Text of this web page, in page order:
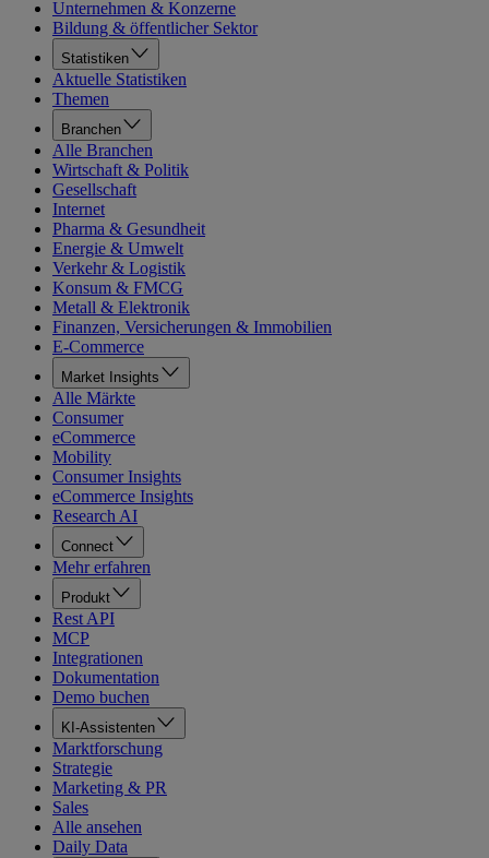
Unternehmen & Konzerne
Bildung & öffentlicher Sektor
Statistiken
Aktuelle Statistiken
Themen
Branchen
Alle Branchen
Wirtschaft & Politik
Gesellschaft
Internet
Pharma & Gesundheit
Energie & Umwelt
Verkehr & Logistik
Konsum & FMCG
Metall & Elektronik
Finanzen, Versicherungen & Immobilien
E-Commerce
Market Insights
Alle Märkte
Consumer
eCommerce
Mobility
Consumer Insights
eCommerce Insights
Research AI
Connect
Mehr erfahren
Produkt
Rest API
MCP
Integrationen
Dokumentation
Demo buchen
KI-Assistenten
Marktforschung
Strategie
Marketing & PR
Sales
Alle ansehen
Daily Data